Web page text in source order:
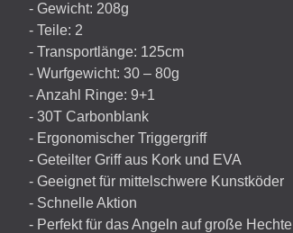
- Gewicht: 208g
- Teile: 2
- Transportlänge: 125cm
- Wurfgewicht: 30 – 80g
- Anzahl Ringe: 9+1
- 30T Carbonblank
- Ergonomischer Triggergriff
- Geteilter Griff aus Kork und EVA
- Geeignet für mittelschwere Kunstköder
- Schnelle Aktion
- Perfekt für das Angeln auf große Hechte